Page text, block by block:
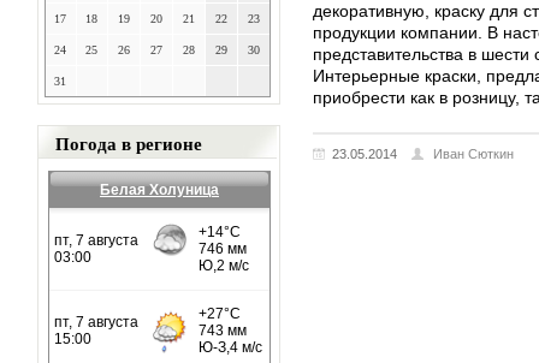
17 18 19 20 21 22 23
24 25 26 27 28 29 30
31
Погода в регионе
Белая Холуница
декоративную, краску для
продукции компании. В
представительства в
Интерьерные краски,
приобрести как в розницу,
23.05.2014 Иван Сюткин